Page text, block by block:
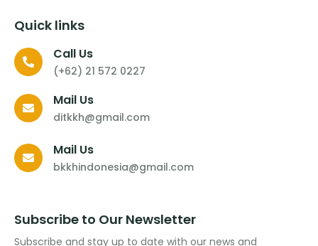
Quick links
Call Us
(+62) 21 572 0227
Mail Us
ditkkh@gmail.com
Mail Us
bkkhindonesia@gmail.com
Subscribe to Our Newsletter
Subscribe and stay up to date with our news and